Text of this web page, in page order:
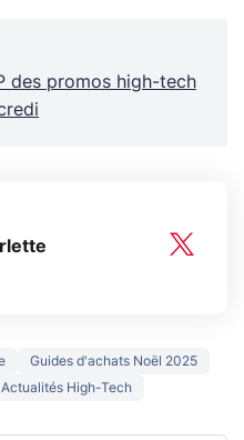
des promos high-tech
Guides d'achats Noël 2025
Actualités High-Tech